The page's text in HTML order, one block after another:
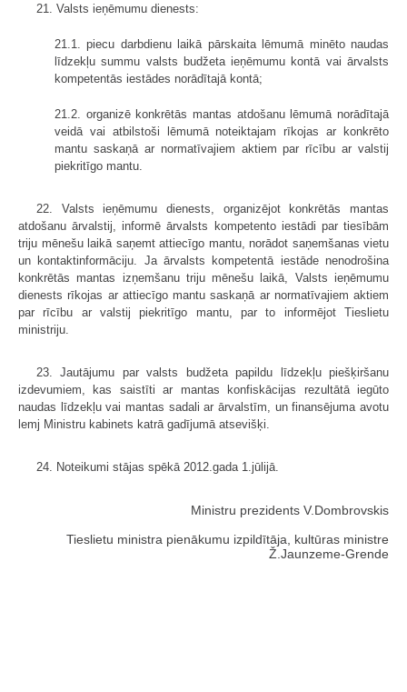
21. Valsts ieņēmumu dienests:
21.1. piecu darbdienu laikā pārskaita lēmumā minēto naudas
līdzekļu summu valsts budžeta ieņēmumu kontā vai ārvalsts
kompetentās iestādes norādītajā kontā;
21.2. organizē konkrētās mantas atdošanu lēmumā norādītajā
veidā vai atbilstoši lēmumā noteiktajam rīkojas ar konkrēto
mantu saskaņā ar normatīvajiem aktiem par rīcību ar valstij
piekritīgo mantu.
22. Valsts ieņēmumu dienests, organizējot konkrētās mantas
atdošanu ārvalstij, informē ārvalsts kompetento iestādi par tiesībām
triju mēnešu laikā saņemt attiecīgo mantu, norādot saņemšanas vietu
un kontaktinformāciju. Ja ārvalsts kompetentā iestāde nenodrošina
konkrētās mantas izņemšanu triju mēnešu laikā, Valsts ieņēmumu
dienests rīkojas ar attiecīgo mantu saskaņā ar normatīvajiem aktiem
par rīcību ar valstij piekritīgo mantu, par to informējot Tieslietu
ministriju.
23. Jautājumu par valsts budžeta papildu līdzekļu piešķiršanu
izdevumiem, kas saistīti ar mantas konfiskācijas rezultātā iegūto
naudas līdzekļu vai mantas sadali ar ārvalstīm, un finansējuma avotu
lemj Ministru kabinets katrā gadījumā atsevišķi.
24. Noteikumi stājas spēkā 2012.gada 1.jūlijā.
Ministru prezidents V.Dombrovskis
Tieslietu ministra pienākumu izpildītāja, kultūras ministre
Ž.Jaunzeme-Grende